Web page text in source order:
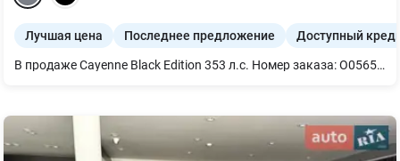
Лучшая цена Последнее предложение Доступный
В продаже Cayenne Black Edition 353 л.с. Номер заказа: O05652 Стандартная стоимость автомобиля - 138 930 евро Акционная стоимость автомобиля в пакете Black Edition - 120 640 евро Дополнительная комплектация к пакету Black Edition: Цвет авто: Vanadium Grey Metallic Цвет салона: Двухцветный кожаный салон из гладкой кожи цвета Black/Bramble • Зеркала в цвете кузова • Пакет Sport Chrono • 20-дюймовое запасное колесо • Адаптивные спортивные сиденья спереди (18-позиционные с электроприводом) • Подогрев сидений (передних и задних) • Вентиляция сидений (передних) • Герб Porsche на подголовниках • Дисплей пассажира • Аптечка первой помощи с предупреждением треугольником Пакет Black Edition включает в себя следующие опции: • Салон полностью в коже • Внешний пакет черный (рамы окон и решетка бампера глянец) • Передний фартук спорт дизайн • 21 колеса RS Spyder • Тонированные ХД фары • Пневматическая подвеска • Спортивные выхлопные трубы • Внешние зеркала покрашены в черный глянец • Фонарики в дверях с проекцией Porsche • Логотип Porsche и название модели черный глянец • Эксклюзивная крышка топливного бака • Панорамная крыша • Тонированное стекло евро стандарт • Мертвые зоны • Адаптивный круиз-контроль • Руль GT с подогревом • 14-позиционные комфортные сиденья • Внутренняя отделка из черного матового алюминия • Накладки на пороги из черного матового алюминия с подсветкой • Музыка BOSE